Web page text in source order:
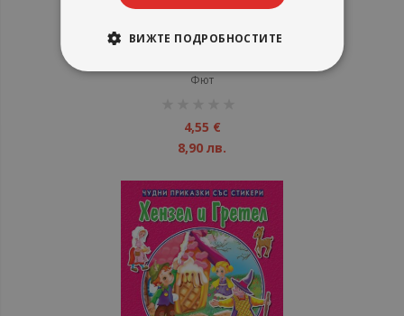
Фют
4,55 €
8,90 лв.
ВИЖТЕ ПОДРОБНОСТИТЕ